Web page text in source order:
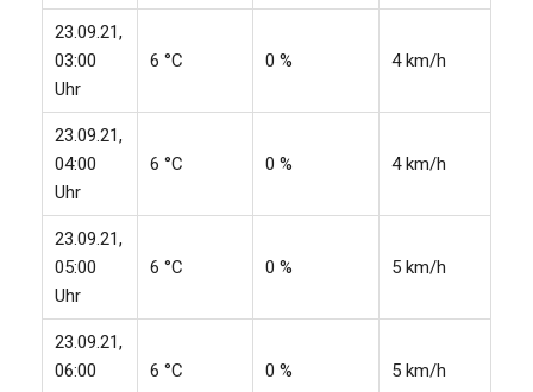
23.09.21,
03:00
Uhr
6 °C 0 % 4 km/h
23.09.21,
04:00
Uhr
6 °C 0 % 4 km/h
23.09.21,
05:00
Uhr
6 °C 0 % 5 km/h
23.09.21,
06:00
6 °C 0 % 5 km/h